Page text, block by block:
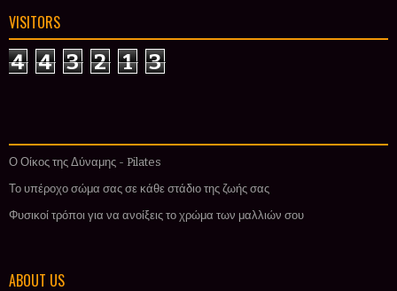
VISITORS
4 4 3 2 1 3
Ο Οίκος της Δύναμης - Pilates
Το υπέροχο σώμα σας σε κάθε στάδιο της ζωής σας
Φυσικοί τρόποι για να ανοίξεις το χρώμα των μαλλιών σου
ABOUT US